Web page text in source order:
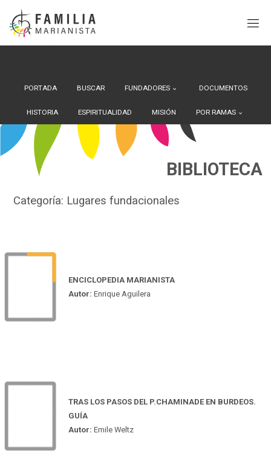
Saltar
contenido
PORTADA BUSCAR FUNDADORES DOCUMENTOS
HISTORIA ESPIRITUALIDAD MISIÓN POR RAMAS
BIBLIOTECA
Categoría: Lugares fundacionales
ENCICLOPEDIA MARIANISTA
Autor: Enrique Aguilera
TRAS LOS PASOS DEL P.CHAMINADE EN BURDEOS.
GUÍA
Autor: Emile Weltz